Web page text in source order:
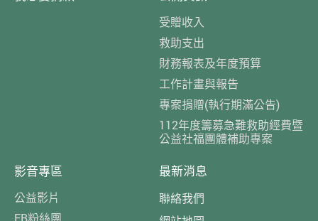
受贈收入
救助支出
財務報表及年度預算
工作計畫與報告
專案捐贈(執行期滿公告)
112年度籌募急難救助經費暨
公益社福團體補助專案
影音專區
公益影片
FB粉絲團
最新消息
聯絡我們